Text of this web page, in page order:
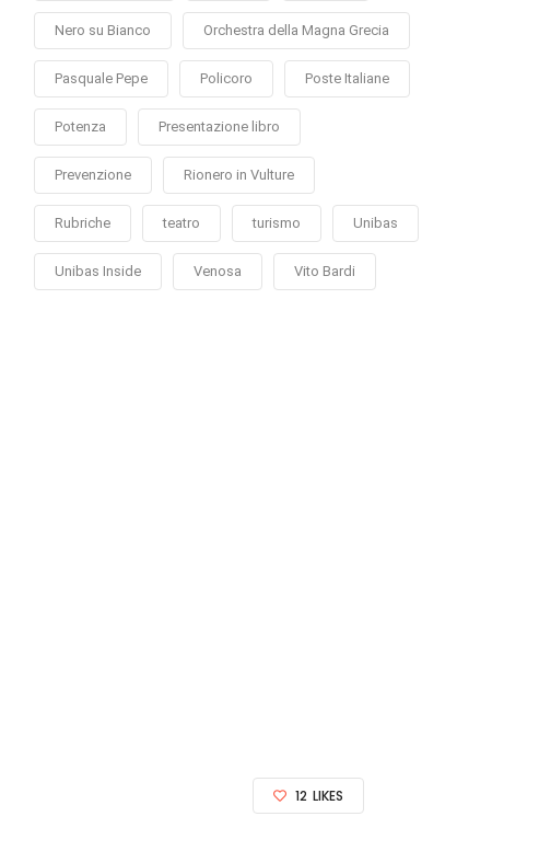
Nero su Bianco Orchestra della Magna Grecia
Pasquale Pepe Policoro Poste Italiane
Potenza Presentazione libro
Prevenzione Rionero in Vulture
Rubriche teatro turismo Unibas
Unibas Inside Venosa Vito Bardi
12 LIKES